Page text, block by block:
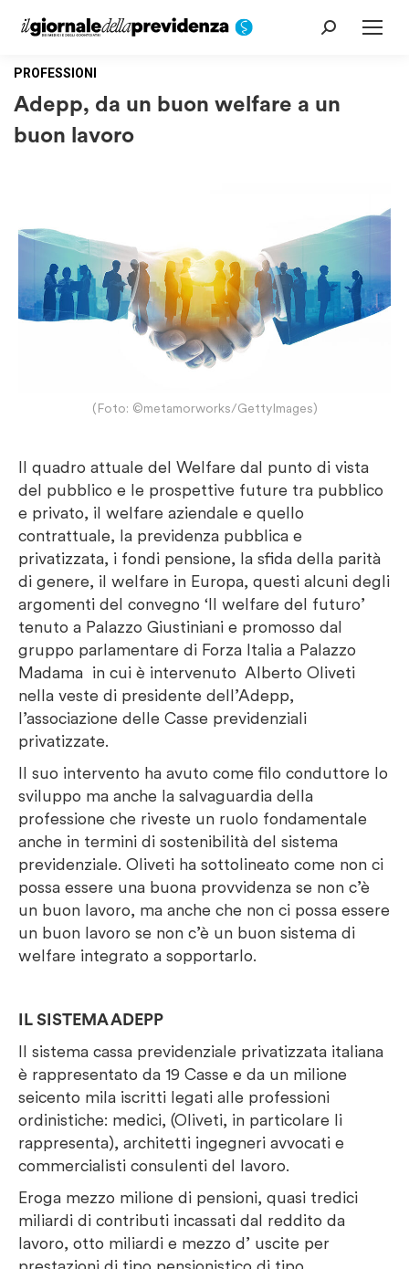
Cerca:
PROFESSIONI
Adepp, da un buon welfare a un
buon lavoro
(Foto: ©metamorworks/GettyImages)
Il quadro attuale del Welfare dal punto di vista
del pubblico e le prospettive future tra pubblico
e privato, il welfare aziendale e quello
contrattuale, la previdenza pubblica e
privatizzata, i fondi pensione, la sfida della parità
di genere, il welfare in Europa, questi alcuni degli
argomenti del convegno ‘Il welfare del futuro’
tenuto a Palazzo Giustiniani e promosso dal
gruppo parlamentare di Forza Italia a Palazzo
Madama in cui è intervenuto Alberto Oliveti
nella veste di presidente dell’Adepp,
l’associazione delle Casse previdenziali
privatizzate.
Il suo intervento ha avuto come filo conduttore lo
sviluppo ma anche la salvaguardia della
professione che riveste un ruolo fondamentale
anche in termini di sostenibilità del sistema
previdenziale. Oliveti ha sottolineato come non ci
possa essere una buona provvidenza se non c’è
un buon lavoro, ma anche che non ci possa essere
un buon lavoro se non c’è un buon sistema di
welfare integrato a sopportarlo.
IL SISTEMA ADEPP
Il sistema cassa previdenziale privatizzata italiana
è rappresentato da 19 Casse e da un milione
seicento mila iscritti legati alle professioni
ordinistiche: medici, (Oliveti, in particolare li
rappresenta), architetti ingegneri avvocati e
commercialisti consulenti del lavoro.
Eroga mezzo milione di pensioni, quasi tredici
miliardi di contributi incassati dal reddito da
lavoro, otto miliardi e mezzo d’ uscite per